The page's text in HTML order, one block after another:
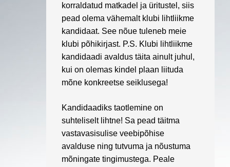
korraldatud matkadel ja üritustel, siis
pead olema vähemalt klubi lihtliikme
kandidaat. See nõue tuleneb meie
klubi põhikirjast. P.S. Klubi lihtliikme
kandidaadi avaldus täita ainult juhul,
kui on olemas kindel plaan liituda
mõne konkreetse seiklusega!
Kandidaadiks taotlemine on
suhteliselt lihtne! Sa pead täitma
vastavasisulise veebipõhise
avalduse ning tutvuma ja nõustuma
mõningate tingimustega. Peale